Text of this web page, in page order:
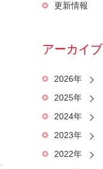
更新情報
アーカイブ
2026年
2025年
2024年
2023年
2022年